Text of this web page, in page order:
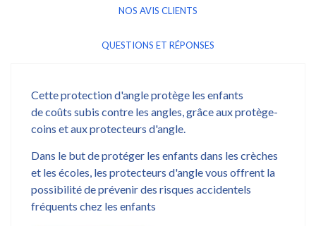
NOS AVIS CLIENTS
QUESTIONS ET RÉPONSES
Cette protection d'angle protège les enfants
de coûts subis contre les angles, grâce aux protège-
coins et aux protecteurs d'angle.
Dans le but de protéger les enfants dans les crèches
et les écoles, les protecteurs d'angle vous offrent la
possibilité de prévenir des risques accidentels
fréquents chez les enfants